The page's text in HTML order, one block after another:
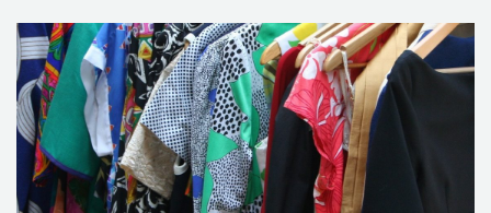
NOS ACTIONS
CONTACT